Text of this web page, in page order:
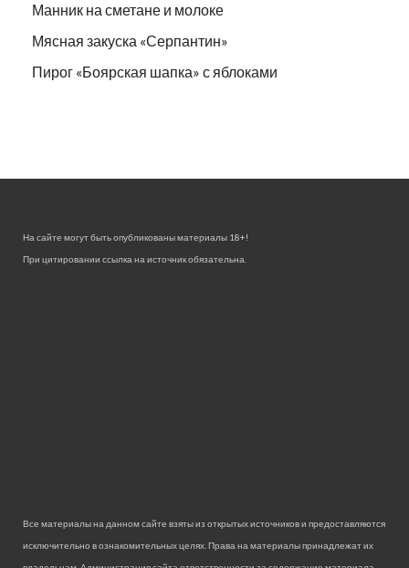
Манник на сметане и молоке
Мясная закуска «Серпантин»
Пирог «Боярская шапка» с яблоками
На сайте могут быть опубликованы материалы 18+!
При цитировании ссылка на источник обязательна.
Все материалы на данном сайте взяты из открытых источников и предоставляются
исключительно в ознакомительных целях. Права на материалы принадлежат их